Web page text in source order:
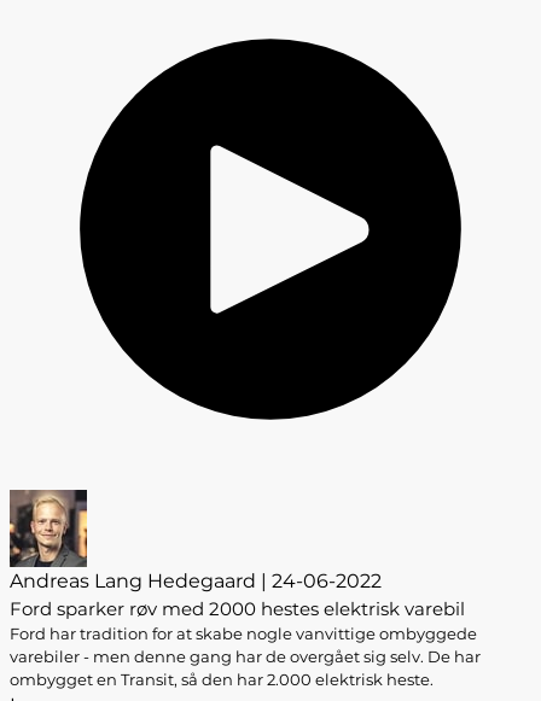
Andreas Lang Hedegaard | 24-06-2022
Ford sparker røv med 2000 hestes elektrisk varebil
Ford har tradition for at skabe nogle vanvittige ombyggede
varebiler - men denne gang har de overgået sig selv. De har
ombygget en Transit, så den har 2.000 elektrisk heste.